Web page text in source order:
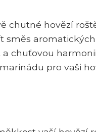
chutné hovězí
chuťovou
pro vaši